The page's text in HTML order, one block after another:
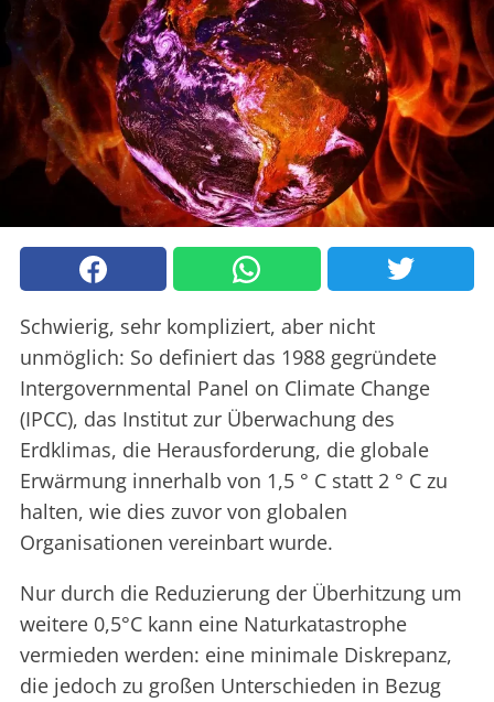
Schwierig, sehr kompliziert, aber nicht
unmöglich: So definiert das 1988 gegründete
Intergovernmental Panel on Climate Change
(IPCC), das Institut zur Überwachung des
Erdklimas, die Herausforderung, die globale
Erwärmung innerhalb von 1,5 ° C statt 2 ° C zu
halten, wie dies zuvor von globalen
Organisationen vereinbart wurde.
Nur durch die Reduzierung der Überhitzung um
weitere 0,5°C kann eine Naturkatastrophe
vermieden werden: eine minimale Diskrepanz,
die jedoch zu großen Unterschieden in Bezug